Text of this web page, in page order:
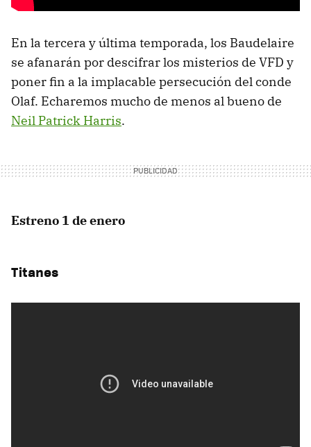
En la tercera y última temporada, los Baudelaire
se afanarán por descifrar los misterios de VFD y
poner fin a la implacable persecución del conde
Olaf. Echaremos mucho de menos al bueno de
Neil Patrick Harris.
Estreno 1 de enero
Titanes